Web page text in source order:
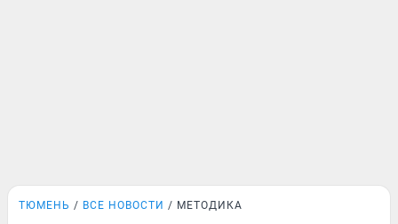
ТЮМЕНЬ ВСЕ НОВОСТИ МЕТОДИКА